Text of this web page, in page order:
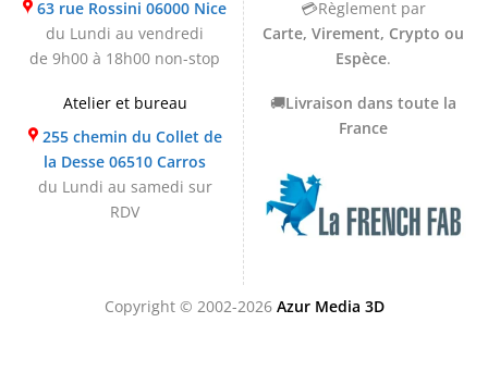
63 rue Rossini 06000 Nice
du Lundi au vendredi
de 9h00 à 18h00 non-stop
Atelier et bureau
255 chemin du Collet de
la Desse 06510 Carros
du Lundi au samedi sur
RDV
💳Règlement par
Carte, Virement, Crypto ou
Espèce.
🚚Livraison dans toute la
France
Copyright © 2002-2026 Azur Media 3D